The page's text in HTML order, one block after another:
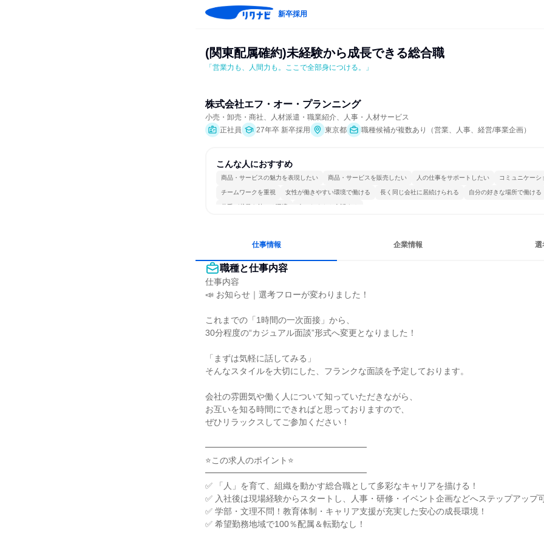
新卒採用
(関東配属確約)未経験から成長できる総合職
「営業力も、人間力も。ここで全部身につける。」
株式会社エフ・オー・プランニング
小売・卸売・商社、人材派遣・職業紹介、人事・人材サービス
正社員
27年卒 新卒採用 東京都 職種候補が複数あり（営業、人事、経営/事業企画）
こんな人におすすめ
商品・サービスの魅力を表現したい 商品・サービスを販売したい 人の仕事をサポートしたい コミュニケーシ
チームワークを重視 女性が働きやすい環境で働ける 長く同じ会社に居続けられる 自分の好きな場所で働ける
若手が裁量を持てる環境 人とたくさん会話する
仕事情報 企業情報 選
職種と仕事内容
仕事内容
📣 お知らせ｜選考フローが変わりました！
これまでの「1時間の一次面接」から、
30分程度の“カジュアル面談”形式へ変更となりました！
「まずは気軽に話してみる」
そんなスタイルを大切にした、フランクな面談を予定しております。
会社の雰囲気や働く人について知っていただきながら、
お互いを知る時間にできればと思っておりますので、
ぜひリラックスしてご参加ください！
━━━━━━━━━━━━━━━━━━━
⭐この求人のポイント⭐
━━━━━━━━━━━━━━━━━━━
✅ 「人」を育て、組織を動かす総合職として多彩なキャリアを描ける！
✅ 入社後は現場経験からスタートし、人事・研修・イベント企画などへステップアップ
✅ 学部・文理不問！教育体制・キャリア支援が充実した安心の成長環境！
✅ 希望勤務地域で100％配属＆転勤なし！